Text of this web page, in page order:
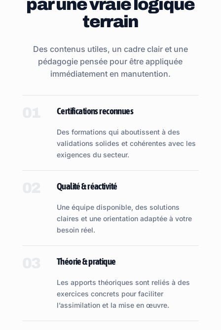
par une vraie logique
terrain
Des contenus utiles, un cadre clair et une
pédagogie pensée pour être appliquée
immédiatement en manutention.
Certifications reconnues
Des formations qui aboutissent à des
validations solides et cohérentes avec les
exigences du secteur.
Qualité & réactivité
Une équipe disponible, des solutions
claires et une orientation adaptée à votre
besoin réel.
Théorie & pratique
Les apports théoriques sont reliés à des
exercices concrets pour faciliter
l’assimilation et la mise en œuvre.